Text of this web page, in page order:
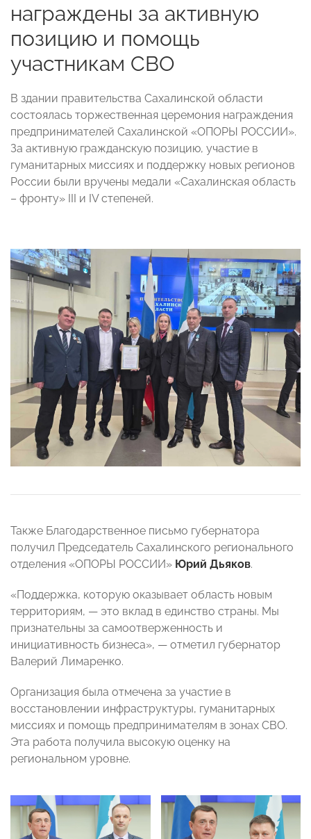
награждены за активную
позицию и помощь
участникам СВО
В здании правительства Сахалинской области
состоялась торжественная церемония награждения
предпринимателей Сахалинской «ОПОРЫ РОССИИ».
За активную гражданскую позицию, участие в
гуманитарных миссиях и поддержку новых регионов
России были вручены медали «Сахалинская область
– фронту» III и IV степеней.
Также Благодарственное письмо губернатора
получил Председатель Сахалинского регионального
отделения «ОПОРЫ РОССИИ» Юрий Дьяков.
«Поддержка, которую оказывает область новым
территориям, — это вклад в единство страны. Мы
признательны за самоотверженность и
инициативность бизнеса», — отметил губернатор
Валерий Лимаренко.
Организация была отмечена за участие в
восстановлении инфраструктуры, гуманитарных
миссиях и помощь предпринимателям в зонах СВО.
Эта работа получила высокую оценку на
региональном уровне.